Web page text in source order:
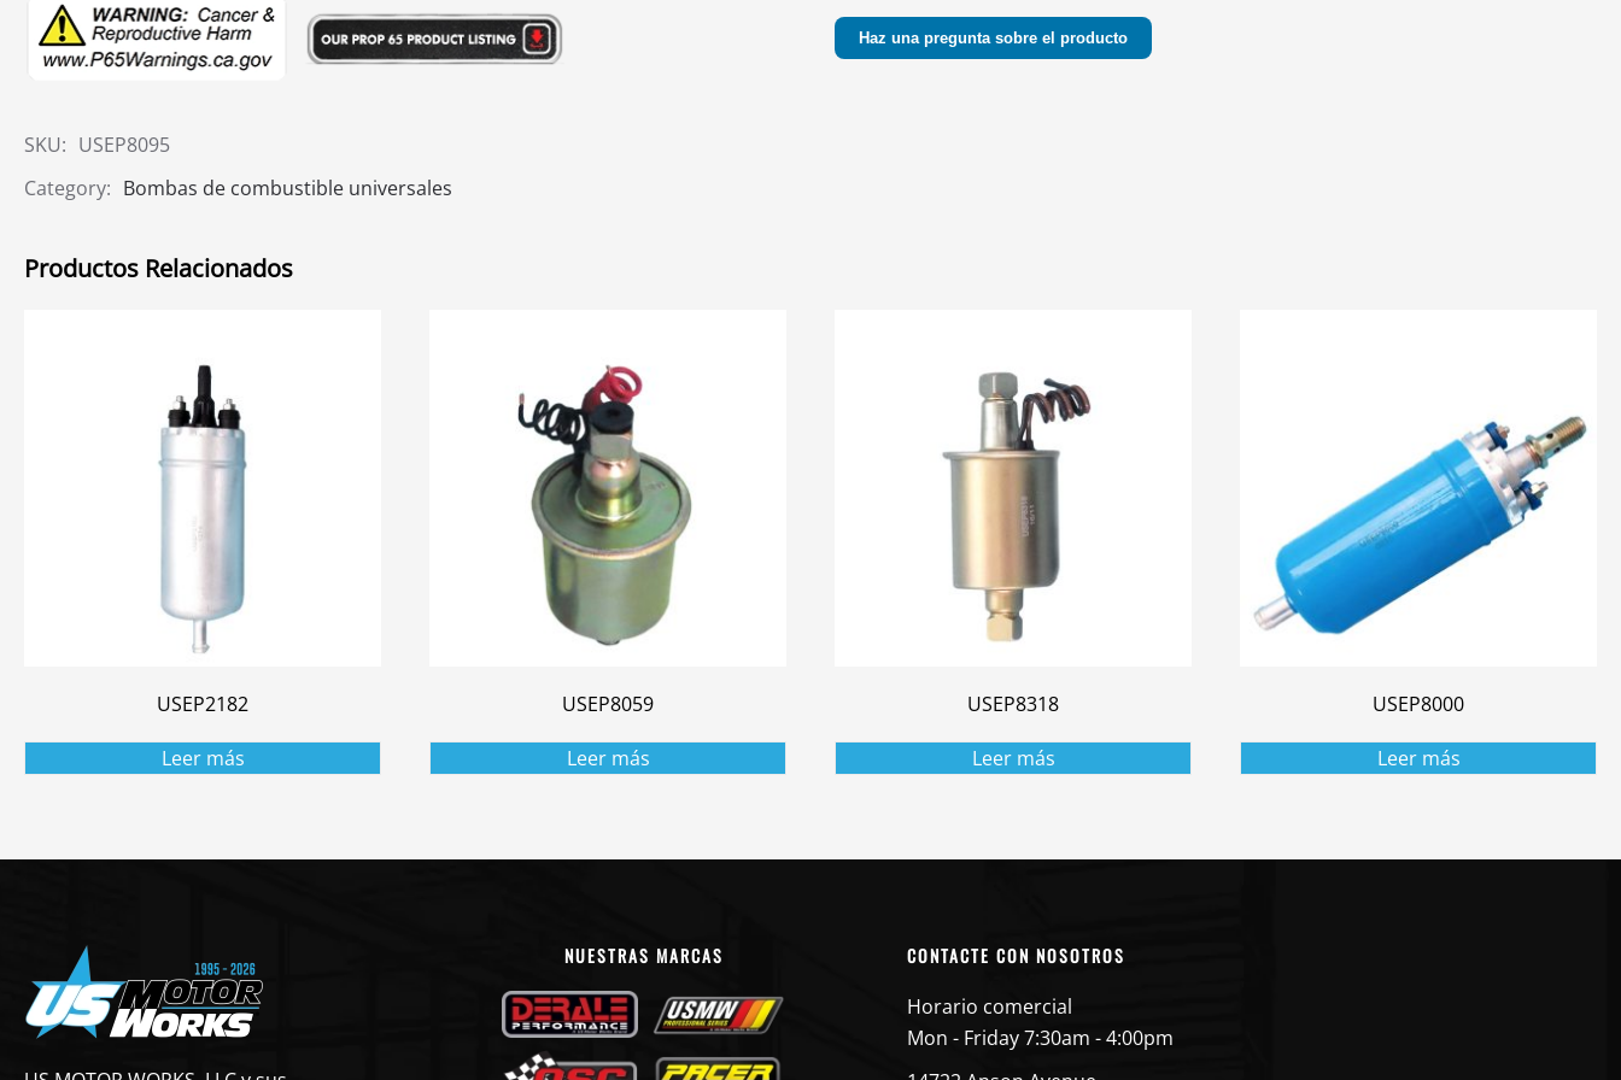
Haz una pregunta sobre el producto
SKU: USEP8095
Category: Bombas de combustible universales
Productos Relacionados
USEP2182
Leer más
USEP8059
Leer más
USEP8318
Leer más
USEP8000
Leer más
NUESTRAS MARCAS CONTACTE CON NOSOTROS
Horario comercial
Mon - Friday 7:30am - 4:00pm